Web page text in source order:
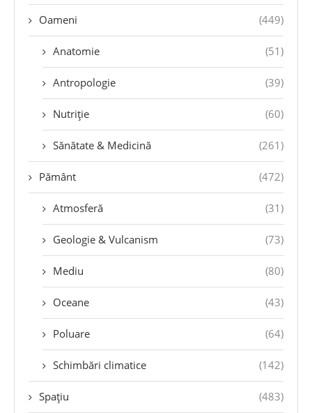
Oameni (449)
Anatomie (51)
Antropologie (39)
Nutriție (60)
Sănătate & Medicină (261)
Pământ (472)
Atmosferă (31)
Geologie & Vulcanism (73)
Mediu (80)
Oceane (43)
Poluare (64)
Schimbări climatice (142)
Spațiu (483)